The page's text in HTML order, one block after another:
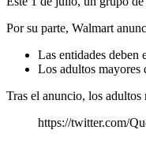
Por su parte, Walmart
Las entidades deben
Los adultos mayores
Tras el anuncio, los
https://twitter.com/